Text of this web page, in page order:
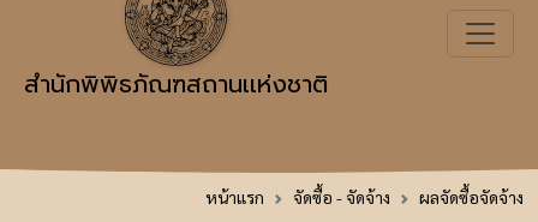
สำนักพิพิธภัณฑสถานเเห่งชาติ
หน้าแรก จัดซื้อ - จัดจ้าง ผลจัดซื้อจัดจ้าง